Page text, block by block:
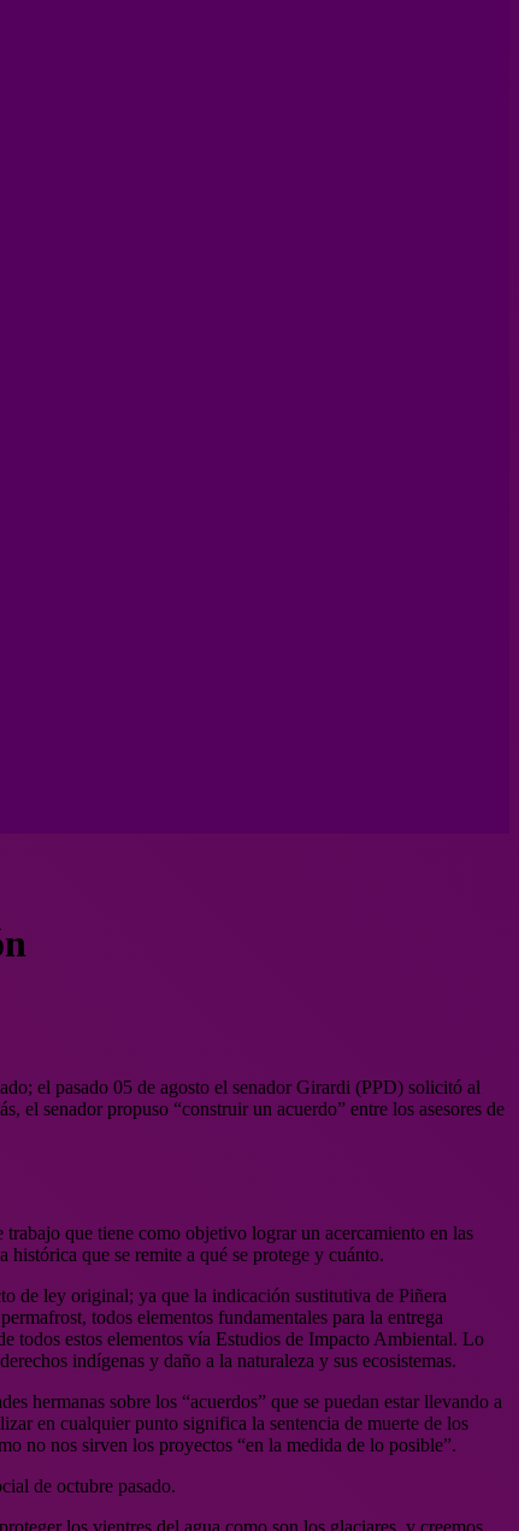
el pasado 05 de agosto el senador Girardi (PPD) solicitó al
el senador propuso “construir un acuerdo” entre los asesores de
que tiene como objetivo lograr un acercamiento en las
que se remite a qué se protege y cuánto.
de ley original; ya que la indicación sustitutiva de Piñera
todos elementos fundamentales para la entrega
todos estos elementos vía Estudios de Impacto Ambiental. Lo
indígenas y daño a la naturaleza y sus ecosistemas.
hermanas sobre los “acuerdos” que se puedan estar llevando a
en cualquier punto significa la sentencia de muerte de los
no nos sirven los proyectos “en la medida de lo posible”.
de octubre pasado.
los vientres del agua como son los glaciares, y creemos